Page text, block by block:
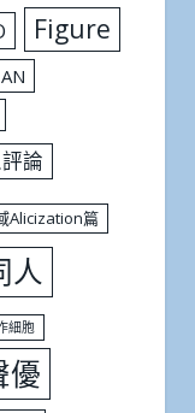
Figure
論
Alicization篇
人
細胞
優